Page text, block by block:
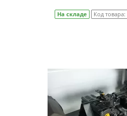
На складе Код товара: